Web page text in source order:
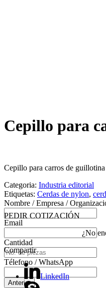
Cepillo para
Cepillo para carros de
Categoria: Industria editorial
Etiquetas: Cerdas de nylon,
Nombre / Empresa /
Email
Cantidad
Télefono / WhatsApp
Anterior
PEDIR COTIZACIÓN
¿No
Compartir
LinkedIn